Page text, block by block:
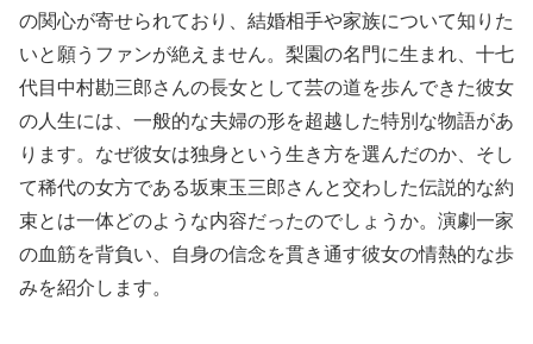
の関心が寄せられており、結婚相手や家族について知りた
いと願うファンが絶えません。梨園の名門に生まれ、十七
代目中村勘三郎さんの長女として芸の道を歩んできた彼女
の人生には、一般的な夫婦の形を超越した特別な物語があ
ります。なぜ彼女は独身という生き方を選んだのか、そし
て稀代の女方である坂東玉三郎さんと交わした伝説的な約
束とは一体どのような内容だったのでしょうか。演劇一家
の血筋を背負い、自身の信念を貫き通す彼女の情熱的な歩
みを紹介します。